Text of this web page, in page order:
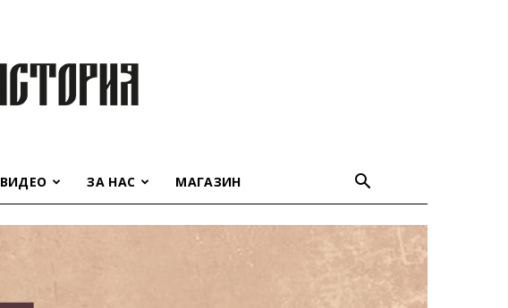
ВИДЕО ЗА НАС МАГАЗИН